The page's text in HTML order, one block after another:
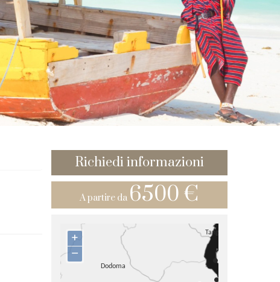
Richiedi informazioni
A partire da 6500 €
+
–